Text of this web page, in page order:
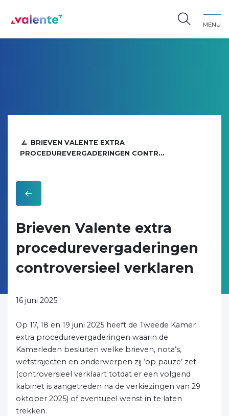
MENU
BRIEVEN VALENTE EXTRA
PROCEDUREVERGADERINGEN CONTR...
Brieven Valente extra
procedurevergaderingen
controversieel verklaren
16 juni 2025
Op 17, 18 en 19 juni 2025 heeft de Tweede Kamer
extra procedurevergaderingen waarin de
Kamerleden besluiten welke brieven, nota’s,
wetstrajecten en onderwerpen zij ‘op pauze’ zet
(controversieel verklaart totdat er een volgend
kabinet is aangetreden na de verkiezingen van 29
oktober 2025) of eventueel wenst in te laten
trekken.